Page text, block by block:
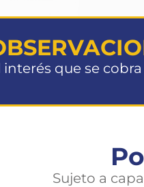
interés que se
Sujeto a